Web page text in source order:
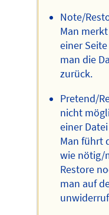
Note/
Man
einer
man die
zurück.
Pretend/
nicht
einer
Man führt
wie nötig/
Restore
man auf